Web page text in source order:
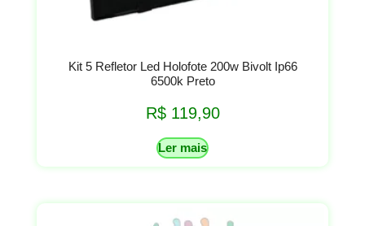
Kit 5 Refletor Led Holofote 200w Bivolt Ip66
6500k Preto
R$119,90
Ler mais